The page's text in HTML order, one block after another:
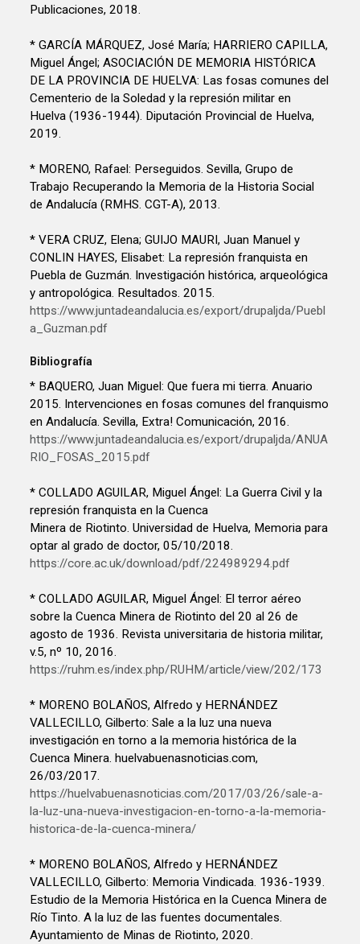
Publicaciones, 2018.
* GARCÍA MÁRQUEZ, José María; HARRIERO CAPILLA,
Miguel Ángel; ASOCIACIÓN DE MEMORIA HISTÓRICA
DE LA PROVINCIA DE HUELVA: Las fosas comunes del
Cementerio de la Soledad y la represión militar en
Huelva (1936-1944). Diputación Provincial de Huelva,
2019.
* MORENO, Rafael: Perseguidos. Sevilla, Grupo de
Trabajo Recuperando la Memoria de la Historia Social
de Andalucía (RMHS. CGT-A), 2013.
* VERA CRUZ, Elena; GUIJO MAURI, Juan Manuel y
CONLIN HAYES, Elisabet: La represión franquista en
Puebla de Guzmán. Investigación histórica, arqueológica
y antropológica. Resultados. 2015.
https://www.juntadeandalucia.es/export/drupaljda/Puebl
a_Guzman.pdf
Bibliografía
* BAQUERO, Juan Miguel: Que fuera mi tierra. Anuario
2015. Intervenciones en fosas comunes del franquismo
en Andalucía. Sevilla, Extra! Comunicación, 2016.
https://www.juntadeandalucia.es/export/drupaljda/ANUA
RIO_FOSAS_2015.pdf
* COLLADO AGUILAR, Miguel Ángel: La Guerra Civil y la
represión franquista en la Cuenca
Minera de Riotinto. Universidad de Huelva, Memoria para
optar al grado de doctor, 05/10/2018.
https://core.ac.uk/download/pdf/224989294.pdf
* COLLADO AGUILAR, Miguel Ángel: El terror aéreo
sobre la Cuenca Minera de Riotinto del 20 al 26 de
agosto de 1936. Revista universitaria de historia militar,
v.5, nº 10, 2016.
https://ruhm.es/index.php/RUHM/article/view/202/173
* MORENO BOLAÑOS, Alfredo y HERNÁNDEZ
VALLECILLO, Gilberto: Sale a la luz una nueva
investigación en torno a la memoria histórica de la
Cuenca Minera. huelvabuenasnoticias.com,
26/03/2017.
https://huelvabuenasnoticias.com/2017/03/26/sale-a-
la-luz-una-nueva-investigacion-en-torno-a-la-memoria-
historica-de-la-cuenca-minera/
* MORENO BOLAÑOS, Alfredo y HERNÁNDEZ
VALLECILLO, Gilberto: Memoria Vindicada. 1936-1939.
Estudio de la Memoria Histórica en la Cuenca Minera de
Río Tinto. A la luz de las fuentes documentales.
Ayuntamiento de Minas de Riotinto, 2020.